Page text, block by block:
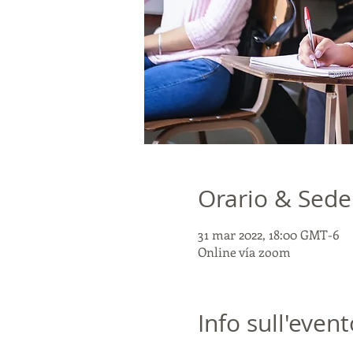
Orario & Sede
31 mar 2022, 18:00 GMT-6
Online vía zoom
Info